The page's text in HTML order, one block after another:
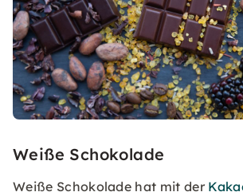
Weiße Schokolade
Weiße Schokolade hat mit der